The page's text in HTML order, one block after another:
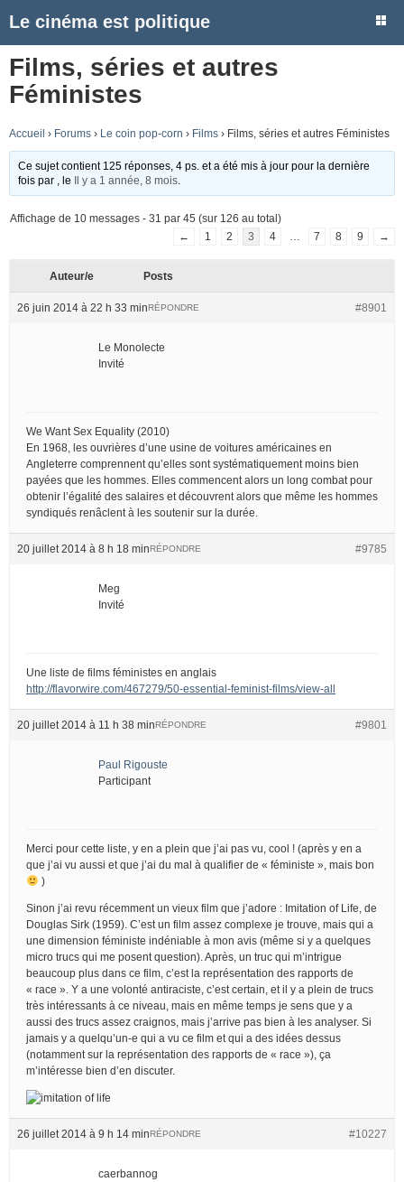
Le cinéma est politique
Films, séries et autres
Féministes
Accueil › Forums › Le coin pop-corn › Films › Films, séries et autres Féministes
Ce sujet contient 125 réponses, 4 ps. et a été mis à jour pour la dernière
fois par
, le Il y a 1 année, 8 mois
Affichage de 10 messages - 31 par 45 (sur 126 au total)
←
1 2 3 4 7 8 9 →
Auteur/e Posts
26 juin 2014 à 22 h 33 min #8901
RÉPONDRE
Le Monolecte
Invité
We Want Sex Equality (2010)
En 1968, les ouvrières d’une usine de voitures américaines en
Angleterre comprennent qu’elles sont systématiquement moins bien
payées que les hommes. Elles commencent alors un long combat pour
obtenir l’égalité des salaires et découvrent alors que même les hommes
syndiqués renâclent à les soutenir sur la durée.
20 juillet 2014 à 8 h 18 min #9785
RÉPONDRE
Meg
Invité
Une liste de films féministes en anglais
http://flavorwire.com/467279/50-essential-feminist-films/view-all
20 juillet 2014 à 11 h 38 min #9801
RÉPONDRE
Paul Rigouste
Participant
Merci pour cette liste, y en a plein que j’ai pas vu, cool ! (après y en a
que j’ai vu aussi et que j’ai du mal à qualifier de « féministe », mais bon
)
Sinon j’ai revu récemment un vieux film que j’adore : Imitation of Life, de
Douglas Sirk (1959). C’est un film assez complexe je trouve, mais qui a
une dimension féministe indéniable à mon avis (même si y a quelques
micro trucs qui me posent question). Après, un truc qui m’intrigue
beaucoup plus dans ce film, c’est la représentation des rapports de
« race ». Y a une volonté antiraciste, c’est certain, et il y a plein de trucs
très intéressants à ce niveau, mais en même temps je sens que y a
aussi des trucs assez craignos, mais j’arrive pas bien à les analyser. Si
jamais y a quelqu’un-e qui a vu ce film et qui a des idées dessus
(notamment sur la représentation des rapports de « race »), ça
m’intéresse bien d’en discuter.
26 juillet 2014 à 9 h 14 min #10227
RÉPONDRE
caerbannog